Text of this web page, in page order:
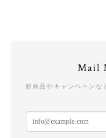
Mail
新商品やキャンペーンな